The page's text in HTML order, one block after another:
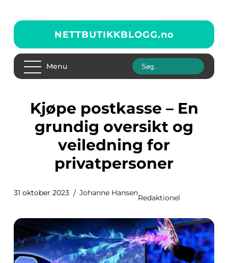
NETTBUTIKKBLOGG.no
Menu
Kjøpe postkasse – En
grundig oversikt og
veiledning for
privatpersoner
31 oktober 2023 Johanne Hansen
Redaktionel